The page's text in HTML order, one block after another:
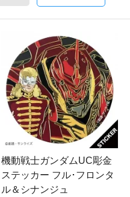
機動戦士ガンダムUC彫金
ステッカー フル･フロンタ
ル＆シナンジュ